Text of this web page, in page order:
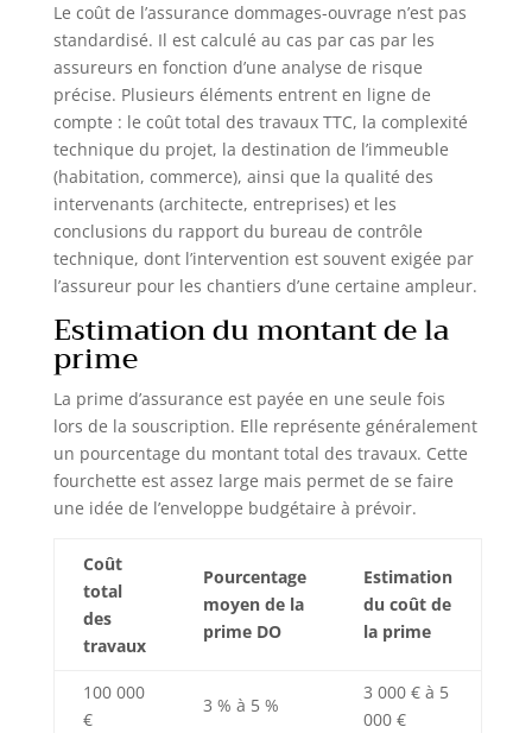
Le coût de l’assurance dommages-ouvrage n’est pas
standardisé. Il est calculé au cas par cas par les
assureurs en fonction d’une analyse de risque
précise. Plusieurs éléments entrent en ligne de
compte : le coût total des travaux TTC, la complexité
technique du projet, la destination de l’immeuble
(habitation, commerce), ainsi que la qualité des
intervenants (architecte, entreprises) et les
conclusions du rapport du bureau de contrôle
technique, dont l’intervention est souvent exigée par
l’assureur pour les chantiers d’une certaine ampleur.
Estimation du montant de la
prime
La prime d’assurance est payée en une seule fois
lors de la souscription. Elle représente généralement
un pourcentage du montant total des travaux. Cette
fourchette est assez large mais permet de se faire
une idée de l’enveloppe budgétaire à prévoir.
Coût
total
des
travaux
Pourcentage
moyen de la
prime DO
Estimation
du coût de
la prime
100 000
€
3 % à 5 %
3 000 € à 5
000 €